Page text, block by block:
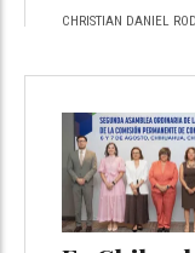
CHRISTIAN DANIEL